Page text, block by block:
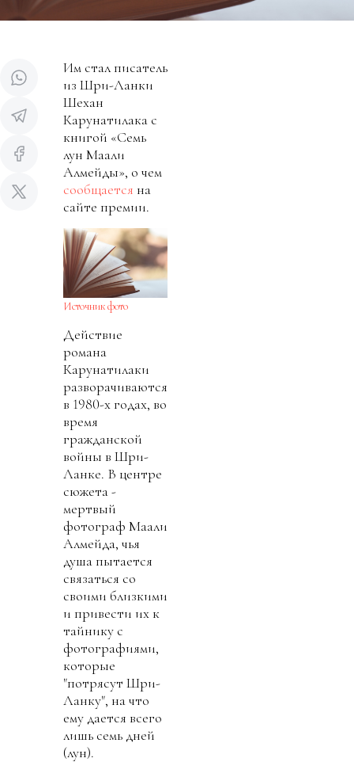
Им стал писатель
из Шри-Ланки
Шехан
Карунатилака с
книгой «Семь
лун Маали
Алмейды», о чем
сообщается на
сайте премии.
Источник фото
Действие
романа
Карунатилаки
разворачиваются
в 1980-х годах, во
время
гражданской
войны в Шри-
Ланке. В центре
сюжета -
мертвый
фотограф Маали
Алмейда, чья
душа пытается
связаться со
своими близкими
и привести их к
тайнику с
фотографиями,
которые
"потрясут Шри-
Ланку", на что
ему дается всего
лишь семь дней
(лун).